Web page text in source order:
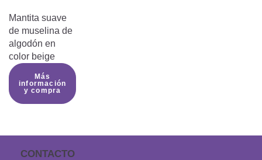
cremallera:
Los productos con cierres de
pequeños. Supervisa siempre a los
niños durante su uso y asegúrate de
que la cremallera esté bien cerrada.
Mantita suave
de muselina de
algodón en
color beige
Más
información
y compra
CONTACTO